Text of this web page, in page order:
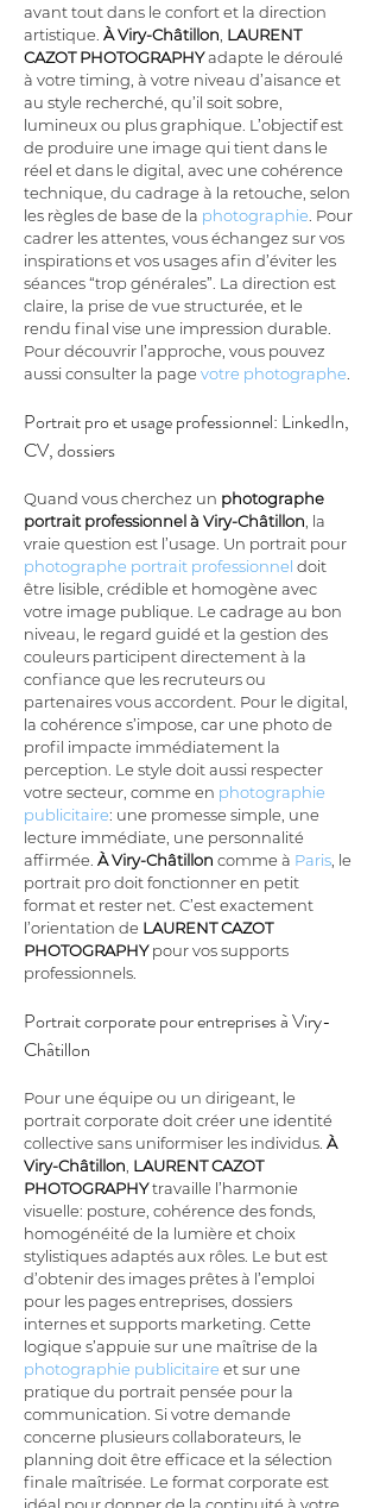
avant tout dans le confort et la direction
artistique. À Viry-Châtillon LAURENT
CAZOT PHOTOGRAPHY adapte le déroulé
à votre timing, à votre niveau d’aisance et
au style recherché, qu’il soit sobre,
lumineux ou plus graphique. L’objectif est
de produire une image qui tient dans le
réel et dans le digital, avec une cohérence
technique, du cadrage à la retouche, selon
les règles de base de la photographie . Pour
cadrer les attentes, vous échangez sur vos
inspirations et vos usages afin d’éviter les
séances “trop générales”. La direction est
claire, la prise de vue structurée, et le
rendu final vise une impression durable.
Pour découvrir l’approche, vous pouvez
aussi consulter la page votre photographe
Portrait pro et usage professionnel: LinkedIn,
CV, dossiers
Quand vous cherchez un photographe
portrait professionnel à Viry-Châtillon , la
vraie question est l’usage. Un portrait pour
photographe portrait professionnel doit
être lisible, crédible et homogène avec
votre image publique. Le cadrage au bon
niveau, le regard guidé et la gestion des
couleurs participent directement à la
confiance que les recruteurs ou
partenaires vous accordent. Pour le digital,
la cohérence s’impose, car une photo de
profil impacte immédiatement la
perception. Le style doit aussi respecter
votre secteur, comme en photographie
publicitaire: une promesse simple, une
lecture immédiate, une personnalité
affirmée. À Viry-Châtillon comme à Paris , le
portrait pro doit fonctionner en petit
format et rester net. C’est exactement
l’orientation de LAURENT CAZOT
PHOTOGRAPHY pour vos supports
professionnels.
Portrait corporate pour entreprises à Viry-
Châtillon
Pour une équipe ou un dirigeant, le
portrait corporate doit créer une identité
collective sans uniformiser les individus. À
Viry-Châtillon LAURENT CAZOT
PHOTOGRAPHY travaille l’harmonie
visuelle: posture, cohérence des fonds,
homogénéité de la lumière et choix
stylistiques adaptés aux rôles. Le but est
d’obtenir des images prêtes à l’emploi
pour les pages entreprises, dossiers
internes et supports marketing. Cette
logique s’appuie sur une maîtrise de la
photographie publicitaire et sur une
pratique du portrait pensée pour la
communication. Si votre demande
concerne plusieurs collaborateurs, le
planning doit être efficace et la sélection
finale maîtrisée. Le format corporate est